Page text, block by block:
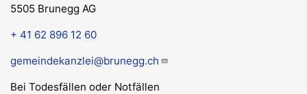
5505 Brunegg AG
+ 41 62 896 12 60
gemeindekanzlei@brunegg.ch
Bei Todesfällen oder Notfällen